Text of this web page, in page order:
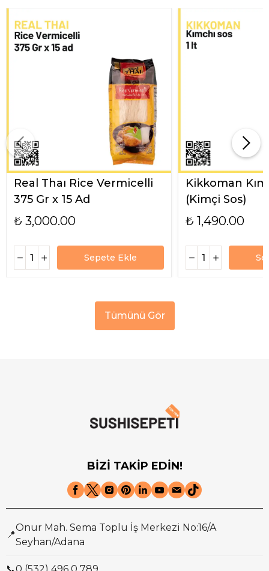
Real Thaı Rice Vermicelli
375 Gr x 15 Ad
₺ 3,000.00
Sepete Ekle
Kikkoman
(Kimçi Sos)
₺ 1,490.00
Tümünü Gör
BİZİ TAKİP EDİN!
📍
Onur Mah. Sema Toplu İş Merkezi No:16/A
Seyhan/Adana